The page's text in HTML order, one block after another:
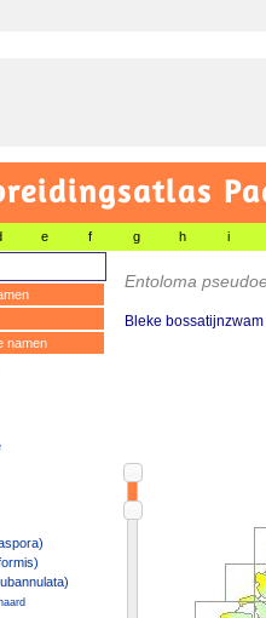
e f g h i
namen
Entoloma
Bleke bossatijnzwam